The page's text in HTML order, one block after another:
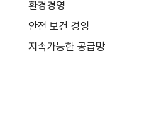
환경경영
안전 보건 경영
지속가능한 공급망